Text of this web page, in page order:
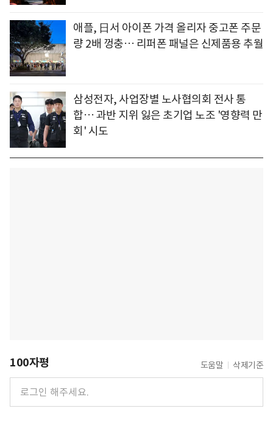
애플, 日서 아이폰 가격 올리자 중고폰 주문
량 2배 껑충… 리퍼폰 패널은 신제품용 추월
삼성전자, 사업장별 노사협의회 전사 통
합… 과반 지위 잃은 초기업 노조 '영향력 만
회' 시도
100자평 도움말 삭제기준